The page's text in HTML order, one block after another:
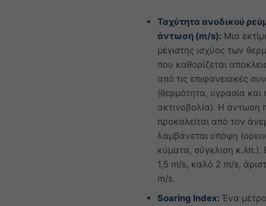
Ταχύτητα ανοδικού
άντωση (m/s): Μια
μέγιστης ισχύος των
που καθορίζεται
από τις επιφανειακές
(θερμότητα, υγρασία και
ακτινοβολία). Η άντωση
προκαλείται από τον
λαμβάνεται υπόψη
κύματα, σύγκλιση κ.λπ.).
1,5 m/s, καλό 2 m/s,
m/s.
Soaring Index: Ένα μέτρο